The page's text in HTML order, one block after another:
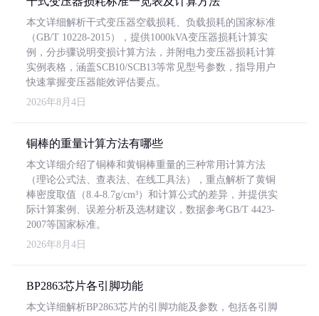
本文详细解析干式变压器空载损耗、负载损耗的国家标准
（GB/T 10228-2015），提供1000kVA变压器损耗计算实
例，分步骤说明变损计算方法，并附电力变压器损耗计算
实例表格，涵盖SCB10/SCB13等常见型号参数，指导用户
快速掌握变压器能效评估要点。
2026年8月4日
铜棒的重量计算方法有哪些
本文详细介绍了铜棒和黄铜棒重量的三种常用计算方法
（理论公式法、查表法、在线工具法），重点解析了黄铜
棒密度取值（8.4-8.7g/cm³）和计算公式的差异，并提供实
际计算案例、误差分析及选材建议，数据参考GB/T 4423-
2007等国家标准。
2026年8月4日
BP2863芯片各引脚功能
本文详细解析BP2863芯片的引脚功能及参数，包括各引脚